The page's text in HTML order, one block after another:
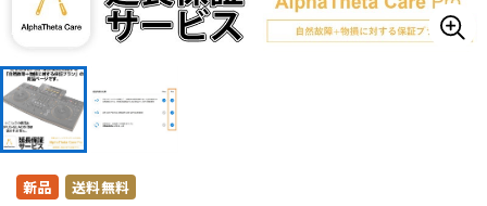
DJ機器 DTM
DTM オンライン納品
配信/ライブ機器
新品 送料無料